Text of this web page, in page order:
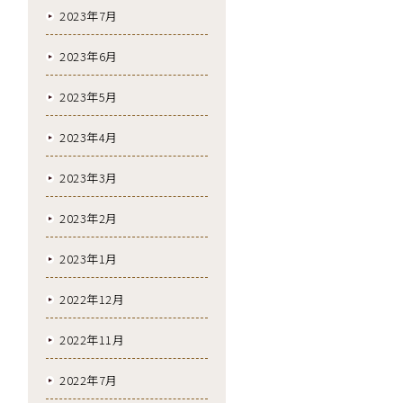
2023年7月
2023年6月
2023年5月
2023年4月
2023年3月
2023年2月
2023年1月
2022年12月
2022年11月
2022年7月